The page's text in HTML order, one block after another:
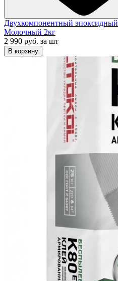
Двухкомпонентный
Молочный 2кг
2 990 руб. за шт
В корзину